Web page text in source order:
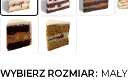
WYBIERZ ROZMIAR MAŁY